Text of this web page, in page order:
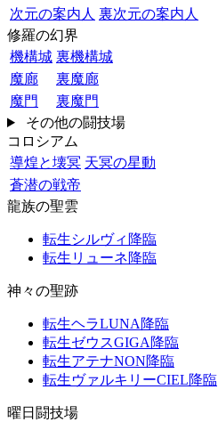
次元の案内人 裏次元の案内人
修羅の幻界
機構城 裏機構城
魔廊
裏魔廊
魔門
裏魔門
その他の闘技場
コロシアム
導煌と壊冥 天冥の星動
蒼潜の戦帝
龍族の聖雲
転生シルヴィ降臨
転生リューネ降臨
神々の聖跡
転生ヘラLUNA降臨
転生ゼウスGIGA降臨
転生アテナNON降臨
転生ヴァルキリーCIEL降臨
曜日闘技場